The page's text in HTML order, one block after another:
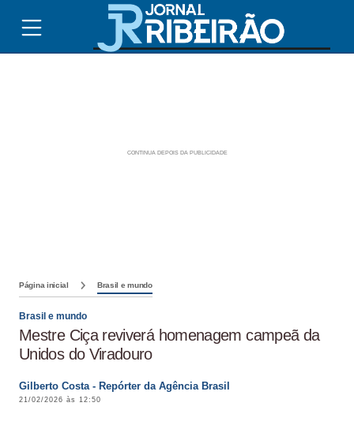
Página inicial Brasil e mundo
Brasil e mundo
Mestre Ciça reviverá homenagem campeã da
Unidos do Viradouro
Gilberto Costa - Repórter da Agência Brasil
21/02/2026 às 12:50